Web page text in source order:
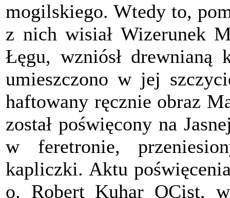
mogilskiego. Wtedy to,
z nich wisiał Wizerunek
Łęgu, wzniósł drewnianą
umieszczono w jej
haftowany ręcznie obraz
został poświęcony na
w feretronie,
kapliczki. Aktu
o. Robert Kuhar OCist,